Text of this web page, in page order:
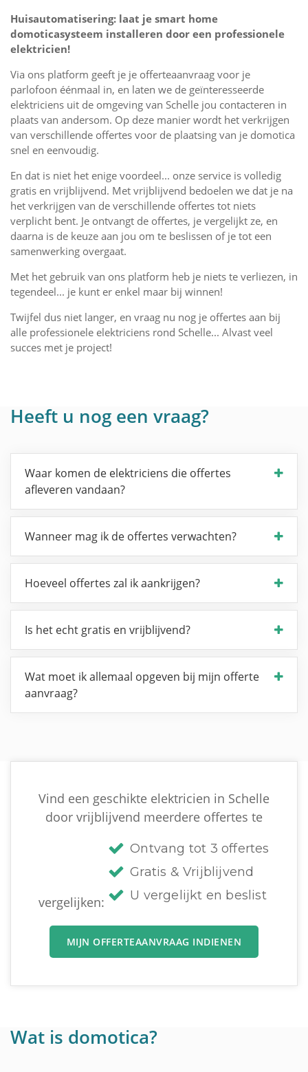
Huisautomatisering: laat je smart home
domoticasysteem installeren door een professionele
elektricien!
Via ons platform geeft je je offerteaanvraag voor je
parlofoon éénmaal in, en laten we de geïnteresseerde
elektriciens uit de omgeving van Schelle jou contacteren in
plaats van andersom. Op deze manier wordt het verkrijgen
van verschillende offertes voor de plaatsing van je domotica
snel en eenvoudig.
En dat is niet het enige voordeel... onze service is volledig
gratis en vrijblijvend. Met vrijblijvend bedoelen we dat je na
het verkrijgen van de verschillende offertes tot niets
verplicht bent. Je ontvangt de offertes, je vergelijkt ze, en
daarna is de keuze aan jou om te beslissen of je tot een
samenwerking overgaat.
Met het gebruik van ons platform heb je niets te verliezen, in
tegendeel... je kunt er enkel maar bij winnen!
Twijfel dus niet langer, en vraag nu nog je offertes aan bij
alle professionele elektriciens rond Schelle... Alvast veel
succes met je project!
Heeft u nog een vraag?
Waar komen de elektriciens die offertes
afleveren vandaan?
Wanneer mag ik de offertes verwachten?
Hoeveel offertes zal ik aankrijgen?
Is het echt gratis en vrijblijvend?
Wat moet ik allemaal opgeven bij mijn offerte
aanvraag?
Vind een geschikte elektricien in Schelle
door vrijblijvend meerdere offertes te
vergelijken:
Ontvang tot 3 offertes
Gratis & Vrijblijvend
U vergelijkt en beslist
MIJN OFFERTEAANVRAAG INDIENEN
Wat is domotica?